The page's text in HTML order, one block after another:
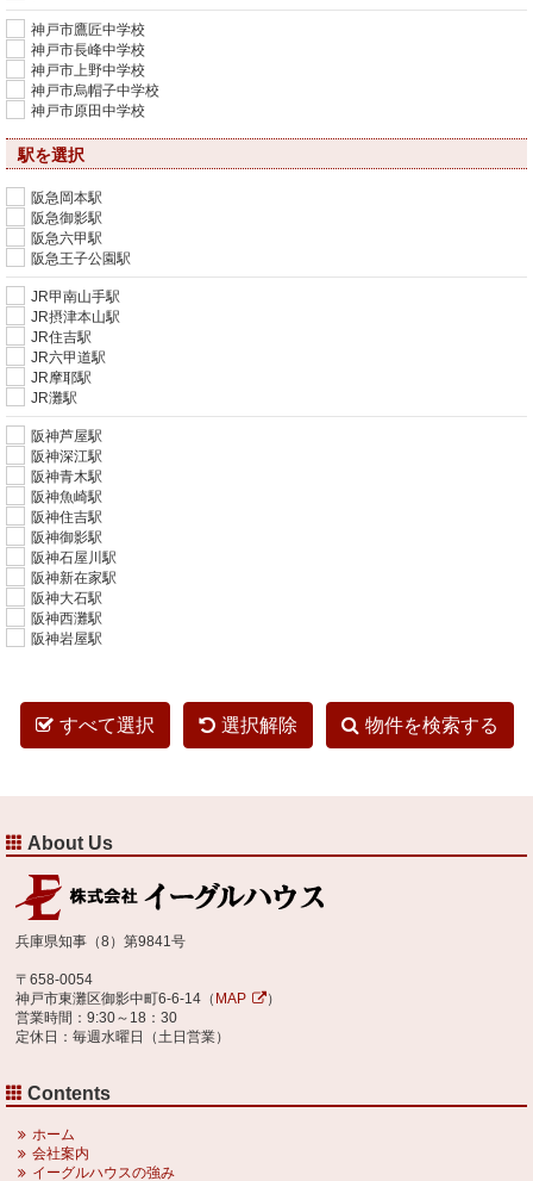
神戸市鷹匠中学校
神戸市長峰中学校
神戸市上野中学校
神戸市烏帽子中学校
神戸市原田中学校
駅を選択
阪急岡本駅
阪急御影駅
阪急六甲駅
阪急王子公園駅
JR甲南山手駅
JR摂津本山駅
JR住吉駅
JR六甲道駅
JR摩耶駅
JR灘駅
阪神芦屋駅
阪神深江駅
阪神青木駅
阪神魚崎駅
阪神住吉駅
阪神御影駅
阪神石屋川駅
阪神新在家駅
阪神大石駅
阪神西灘駅
阪神岩屋駅
すべて選択 選択解除 物件を検索する
About Us
兵庫県知事（8）第9841号
〒658-0054
神戸市東灘区御影中町6-6-14（ MAP
）
営業時間：9:30～18：30
定休日：毎週水曜日（土日営業）
Contents
ホーム
会社案内
イーグルハウスの強み